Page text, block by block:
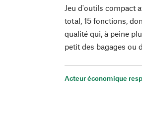
Jeu d'outils compact
total, 15 fonctions,
qualité qui, à peine
petit des bagages ou
Acteur économique